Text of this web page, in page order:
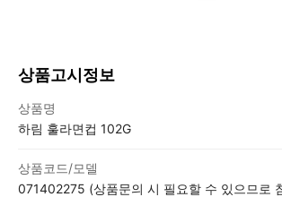
상품고시정보
상품명
하림 훌라면컵 102G
상품코드/모델
071402275 (상품문의 시 필요할 수 있으므로